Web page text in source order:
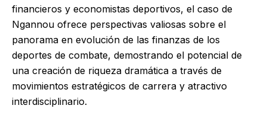
financieros y economistas deportivos, el caso de
Ngannou ofrece perspectivas valiosas sobre el
panorama en evolución de las finanzas de los
deportes de combate, demostrando el potencial de
una creación de riqueza dramática a través de
movimientos estratégicos de carrera y atractivo
interdisciplinario.